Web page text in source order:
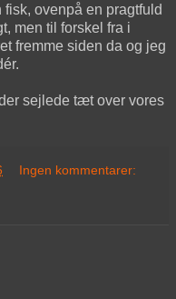
ovenpå en pragtfuld
men til forskel fra i
fremme siden da og jeg
sejlede tæt over vores
Ingen kommentarer: